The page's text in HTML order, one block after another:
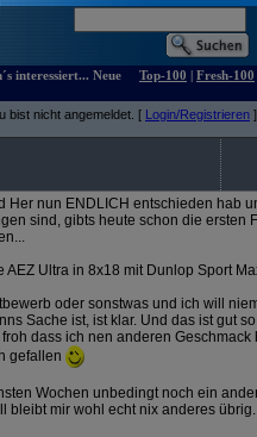
interessiert... Neue
Top-100 | Fresh-100
bist nicht angemeldet. [ Login/Registrieren ]
Her nun ENDLICH entschieden hab
sind, gibts heute schon die ersten
Ultra in 8x18 mit Dunlop Sport
oder sonstwas und ich will
Sache ist, ist klar. Und das ist gut
dass ich nen anderen Geschmack
gefallen
Wochen unbedingt noch ein
bleibt mir wohl echt nix anderes